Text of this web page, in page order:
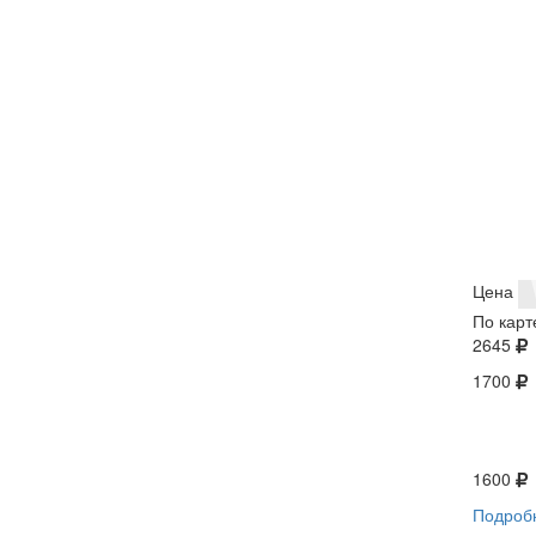
Цена
По
2645
1700
1600